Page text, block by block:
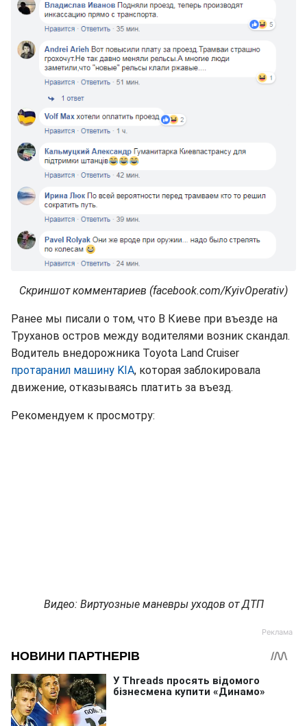
Скриншот комментариев (facebook.com/KyivOperativ)
Ранее мы писали о том, что В Киеве при въезде на
Труханов остров между водителями возник скандал.
Водитель внедорожника Toyota Land Cruiser
протаранил машину KIA, которая заблокировала
движение, отказываясь платить за въезд.
Рекомендуем к просмотру:
Видео: Виртуозные маневры уходов от ДТП